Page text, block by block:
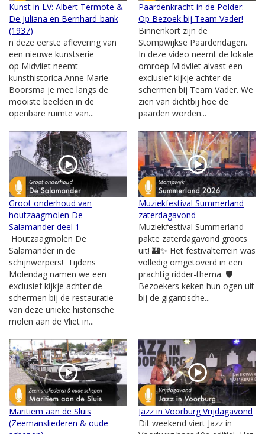
Kunst in LV: Albert Termote &
De Juliana en Bernhard-bank
(1937)
n deze eerste aflevering van
een nieuwe kunstserie
op Midvliet neemt
kunsthistorica Anne Marie
Boorsma je mee langs de
mooiste beelden in de
openbare ruimte van...
Paardenkracht in de Polder:
Op Bezoek bij Team Vader!
Binnenkort zijn de
Stompwijkse Paardendagen.
In deze video neemt de lokale
omroep Midvliet alvast een
exclusief kijkje achter de
schermen bij Team Vader. We
zien van dichtbij hoe de
paarden worden...
Groot onderhoud van
houtzaagmolen De
Salamander deel 1
Houtzaagmolen De
Salamander in de
schijnwerpers! Tijdens
Molendag namen we een
exclusief kijkje achter de
schermen bij de restauratie
van deze unieke historische
molen aan de Vliet in...
Muziekfestival Summerland
zaterdagavond
Muziekfestival Summerland
pakte zaterdagavond groots
uit! 🏰✨ Het festivalterrein was
volledig omgetoverd in een
prachtig ridder-thema. 🛡️
Bezoekers keken hun ogen uit
bij de gigantische...
Maritiem aan de Sluis
(Zeemansliederen & oude
Jazz in Voorburg Vrijdagavond
Dit weekend viert Jazz in